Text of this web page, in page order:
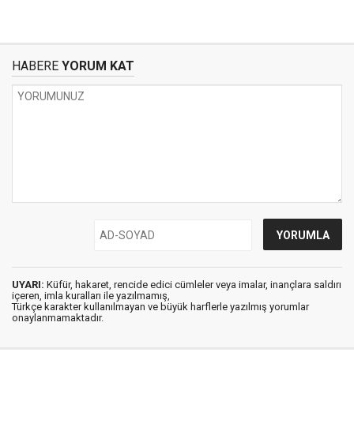
HABERE YORUM KAT
UYARI: Küfür, hakaret, rencide edici cümleler veya imalar, inançlara saldırı
içeren, imla kuralları ile yazılmamış,
Türkçe karakter kullanılmayan ve büyük harflerle yazılmış yorumlar
onaylanmamaktadır.